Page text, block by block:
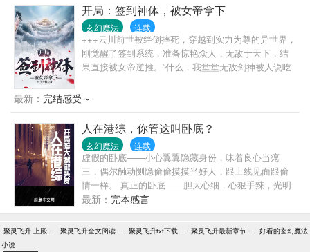
开局：签到神体，被女帝拿下
玄幻魔法 连载
+++云川前世被绊倒摔死，穿越到实力为尊的异世界，
刚觉醒了签到系统，准备惊艳众人，无敌于天下，结
果直接被女帝逆推。“什么，我堂堂无敌剑神被人说吃
劳累且不敢说一句不好的生活。痛并快乐着，云川悔
恨的泪水从嘴里流出！
最新： 完结感受～
人在港综，你管这叫卧底？
玄幻魔法 连载
虚假的卧底——小心翼翼隐藏身份，昧着良心当瘪
三，偶尔触动恻隐偷偷摸摸当好人，跟上线见面跟偷
情一样。 真正的卧底——胆大心细，心狠手辣，光明
正大给差佬递小纸条陷害对手。
最新： 完本感言
聚灵飞升 上殿 - 聚灵飞升全文阅读 - 聚灵飞升txt下载 - 聚灵飞升最新章节 - 好看的玄幻魔法
小说